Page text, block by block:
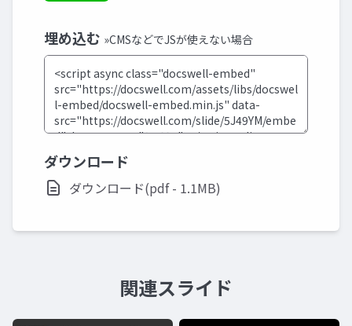
埋め込む »CMSなどでJSが使えない場合
ダウンロード
ダウンロード(pdf - 1.1MB)
関連スライド